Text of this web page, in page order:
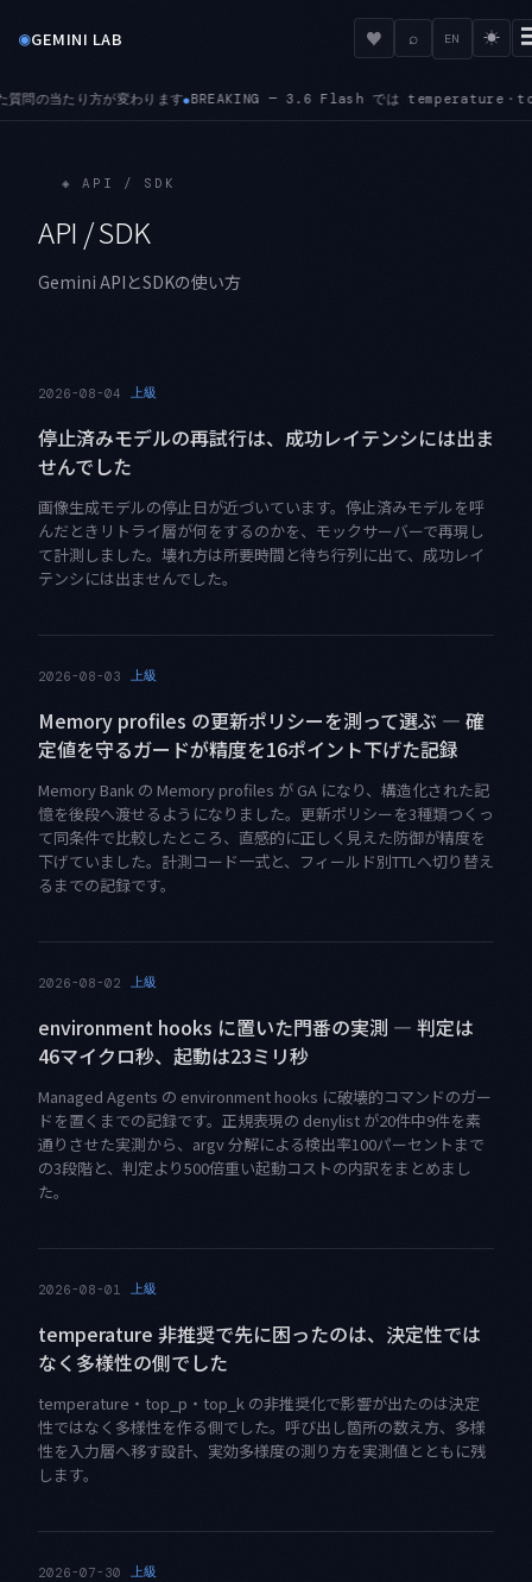
◉GEMINI LAB ♥ ⌕ EN ☀
のカスタム値が無視され、frequency penalty と presence penalty の
◈ API / SDK
API / SDK
Gemini APIとSDKの使い方
2026-08-04 上級
停止済みモデルの再試行は、成功レイテンシには出ま
せんでした
画像生成モデルの停止日が近づいています。停止済みモデルを呼
んだときリトライ層が何をするのかを、モックサーバーで再現し
て計測しました。壊れ方は所要時間と待ち行列に出て、成功レイ
テンシには出ませんでした。
2026-08-03 上級
Memory profiles の更新ポリシーを測って選ぶ — 確
定値を守るガードが精度を16ポイント下げた記録
Memory Bank の Memory profiles が GA になり、構造化された記
憶を後段へ渡せるようになりました。更新ポリシーを3種類つくっ
て同条件で比較したところ、直感的に正しく見えた防御が精度を
下げていました。計測コード一式と、フィールド別TTLへ切り替え
るまでの記録です。
2026-08-02 上級
environment hooks に置いた門番の実測 — 判定は
46マイクロ秒、起動は23ミリ秒
Managed Agents の environment hooks に破壊的コマンドのガー
ドを置くまでの記録です。正規表現の denylist が20件中9件を素
通りさせた実測から、argv 分解による検出率100パーセントまで
の3段階と、判定より500倍重い起動コストの内訳をまとめまし
た。
2026-08-01 上級
temperature 非推奨で先に困ったのは、決定性では
なく多様性の側でした
temperature・top_p・top_k の非推奨化で影響が出たのは決定
性ではなく多様性を作る側でした。呼び出し箇所の数え方、多様
性を入力層へ移す設計、実効多様度の測り方を実測値とともに残
します。
2026-07-30 上級